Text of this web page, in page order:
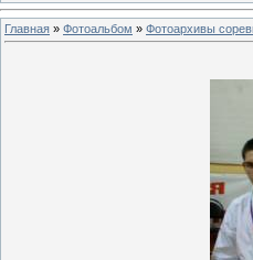
Главная » Фотоальбом » Фотоархивы